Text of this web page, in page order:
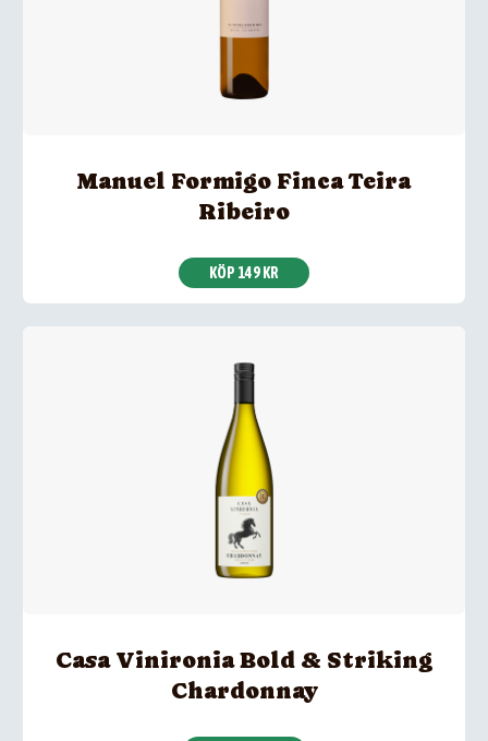
Manuel Formigo Finca Teira
Ribeiro
KÖP 149 KR
Casa Vinironia Bold & Striking
Chardonnay